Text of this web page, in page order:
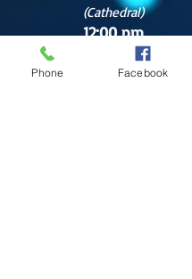
(Cathedral)
12:00 pm
(Cathedral)
2:00 pmCathedral.
Phone Facebook